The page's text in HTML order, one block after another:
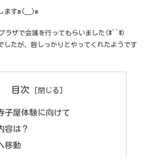
ますm(__)m
ラザで会議を行ってもらいました(#^^#)
したが、皆しっかりとやってくれたようです
目次
子屋体験に向けて
容は？
移動